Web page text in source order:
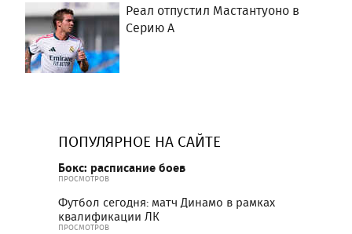
Реал отпустил Мастантуоно в
Серию А
ПОПУЛЯРНОЕ НА САЙТЕ
Бокс: расписание боев
ПРОСМОТРОВ
Футбол сегодня: матч Динамо в рамках
квалификации ЛК
ПРОСМОТРОВ